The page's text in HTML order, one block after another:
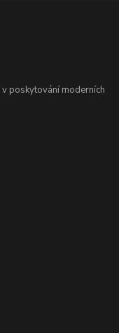
poskytování moderních